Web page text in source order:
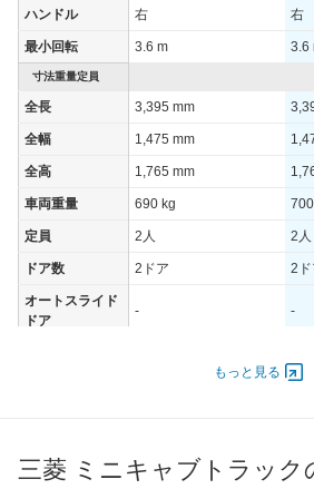
ハンドル 右 右
最小回転 3.6 m 3.6
寸法重量定員
全長 3,395 mm
全幅 1,475 mm
全高 1,765 mm
車両重量 690 kg
定員 2人 2人
ドア数 2ドア 2ド
オートスライド
ドア
- -
37.00 [50]/ 6,000
タイヤ
もっと見る
三菱 ミニキャブトラック